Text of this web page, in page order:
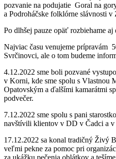
pozvanie na podujatie Goral na
a Podroháčske folklórne slávnosti v
Po dlhšej pauze opäť rozbiehame
Najviac času venujeme prípravám
Svrčinovci, ale o tom budeme
4.12.2022 sme boli pozvané
v Korni, kde sme spolu s Vlastnou
Opatovským a ďalšími kamarátmi
podvečer.
7.12.2022 sme spolu s pani
navštívili klientov v DD v Čadci a v
17.12.2022 sa konal tradičný Živý
veľmi pekne za pomoc pri
za ukážku pečenia oblátkov a